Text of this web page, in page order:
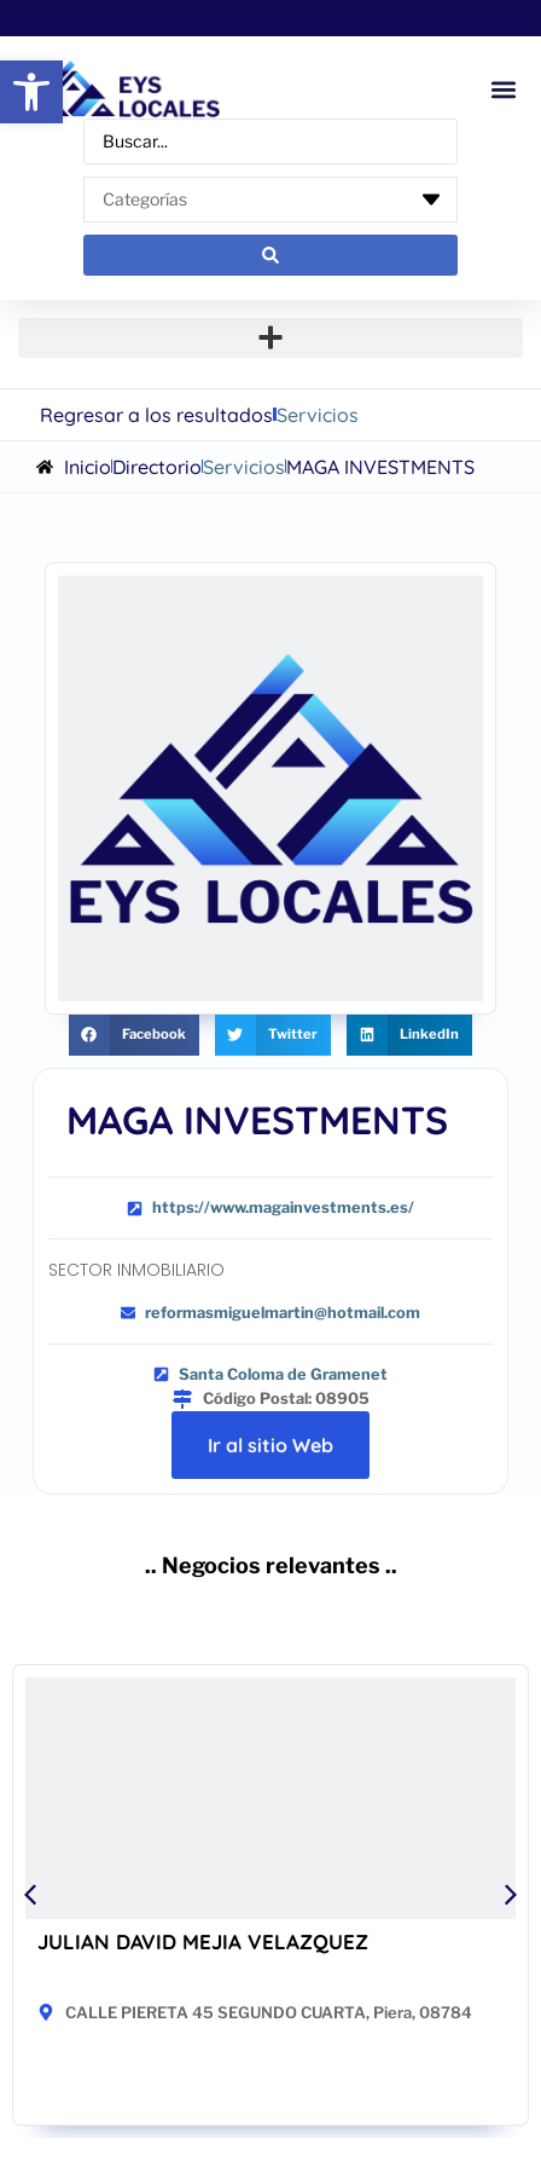
Abrir barra de herramientas
Regresar a los resultadosServicios
InicioDirectorioServiciosMAGA INVESTMENTS
MAGA INVESTMENTS
https://www.magainvestments.es/
SECTOR INMOBILIARIO
reformasmiguelmartin@hotmail.com
Santa Coloma de Gramenet
Código Postal: 08905
Ir al sitio Web
Facebook Twitter LinkedIn
.. Negocios relevantes ..
JULIAN DAVID MEJIA VELAZQUEZ
CALLE PIERETA 45 SEGUNDO CUARTA, Piera, 08784